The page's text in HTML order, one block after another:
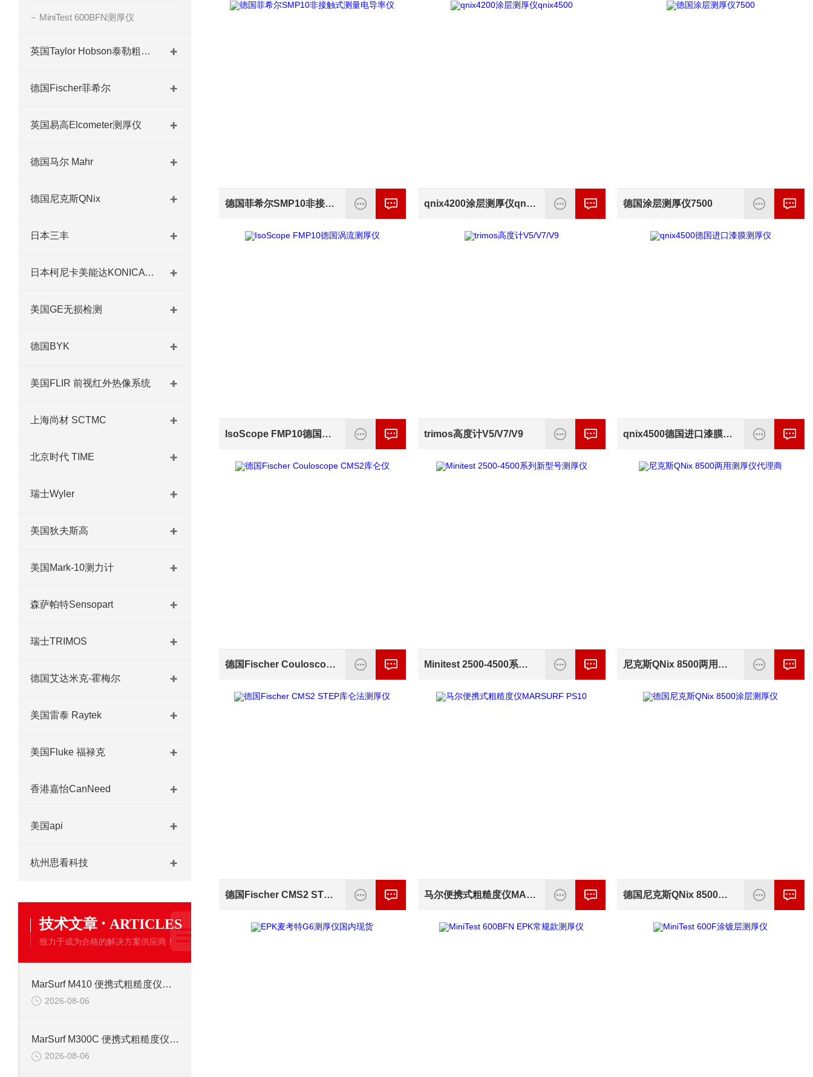
MiniTest 600BFN测厚仪
英国Taylor Hobson泰勒粗糙度仪
德国Fischer菲希尔
英国易高Elcometer测厚仪
德国马尔 Mahr
德国尼克斯QNix
日本三丰
日本柯尼卡美能达KONICA MINOLTA
美国GE无损检测
德国BYK
美国FLIR 前视红外热像系统
上海尚材 SCTMC
北京时代 TIME
瑞士Wyler
美国狄夫斯高
美国Mark-10测力计
森萨帕特Sensopart
瑞士TRIMOS
德国艾达米克-霍梅尔
美国雷泰 Raytek
美国Fluke 福禄克
香港嘉怡CanNeed
美国api
杭州思看科技
技术文章 · ARTICLES
致力于成为合格的解决方案供应商！
MarSurf M410 便携式粗糙度仪信息
2026-08-06
MarSurf M300C 便携式粗糙度仪操作说明
2026-08-06
德国菲希尔SMP10非接触式测量电导率仪 qnix4200涂层测厚仪qnix4500 德国涂层测厚仪7500
IsoScope FMP10德国涡流测厚仪 trimos高度计V5/V7/V9 qnix4500德国进口漆膜测厚仪
德国Fischer Couloscope CMS2库仑仪 Minitest 2500-4500系列新型号测厚仪 尼克斯QNix 8500两用测厚仪代理商
德国Fischer CMS2 STEP库仑法测厚仪 马尔便携式粗糙度仪MARSURF PS10 德国尼克斯QNix 8500涂层测厚仪